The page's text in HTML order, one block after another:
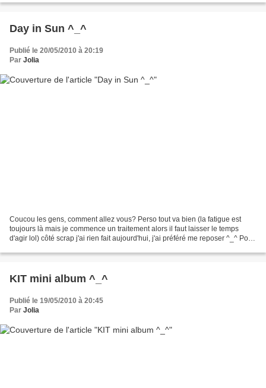
Day in Sun ^_^
Publié le 20/05/2010 à 20:19
Par Jolia
Coucou les gens, comment allez vous? Perso tout va bien (la fatigue est
toujours là mais je commence un traitement alors il faut laisser le temps
d'agir lol) côté scrap j'ai rien fait aujourd'hui, j'ai préféré me reposer ^_^ Pour
KIT mini album ^_^
Publié le 19/05/2010 à 20:45
Par Jolia